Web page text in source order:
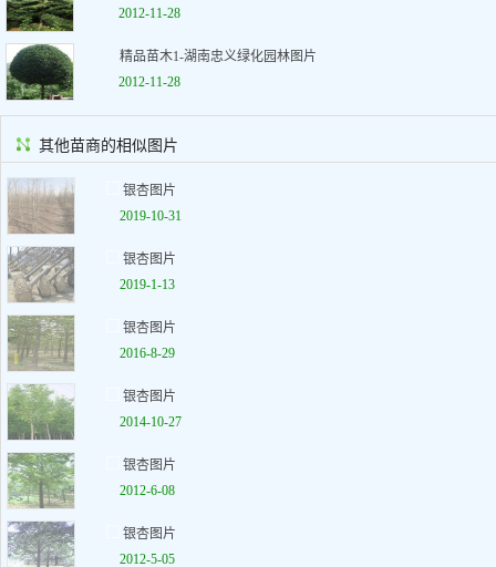
2012-11-28
精品苗木1-湖南忠义绿化园林图片
2012-11-28
其他苗商的相似图片
银杏图片
2019-10-31
银杏图片
2019-1-13
银杏图片
2016-8-29
银杏图片
2014-10-27
银杏图片
2012-6-08
银杏图片
2012-5-05